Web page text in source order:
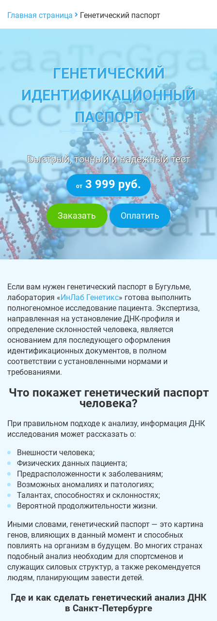
Главная страница Генетический паспорт
ГЕНЕТИЧЕСКИЙ
ИДЕНТИФИКАЦИОННЫЙ
ПАСПОРТ
Быстрый, точный и надежный тест
от 3 999 руб.
Заказать Оплатить
Если вам нужен генетический паспорт в Бугульме,
лаборатория « ИнЛаб Генетикс» готова выполнить
полногеномное исследование пациента. Экспертиза,
направленная на установление ДНК-профиля и
определение склонностей человека, является
основанием для последующего оформления
идентификационных документов, в полном
соответствии с установленными нормами и
требованиями.
Что покажет генетический паспорт
человека?
При правильном подходе к анализу, информация ДНК
исследования может рассказать о:
Внешности человека;
Физических данных пациента;
Предрасположенности к заболеваниям;
Возможных аномалиях и патологиях;
Талантах, способностях и склонностях;
Вероятной продолжительности жизни.
Иными словами, генетический паспорт — это картина
генов, влияющих в данный момент и способных
повлиять на организм в будущем. Во многих странах
подобный анализ необходим для спортсменов и
служащих силовых структур, а также рекомендуется
людям, планирующим завести детей.
Где и как сделать генетический анализ ДНК
в Санкт-Петербурге